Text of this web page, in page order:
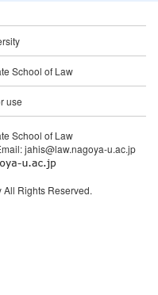
School of Law
use
School of Law
jahis@law.nagoya-u.ac.jp
Rights Reserved.